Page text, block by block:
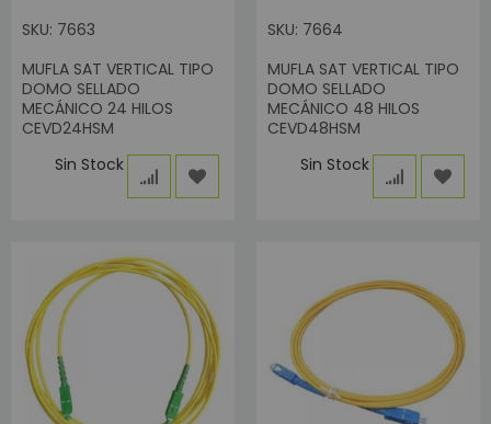
SKU: 7663
MUFLA SAT VERTICAL TIPO
DOMO SELLADO
MECÁNICO 24 HILOS
CEVD24HSM
Sin Stock
SKU: 7664
MUFLA SAT VERTICAL TIPO
DOMO SELLADO
MECÁNICO 48 HILOS
CEVD48HSM
Sin Stock